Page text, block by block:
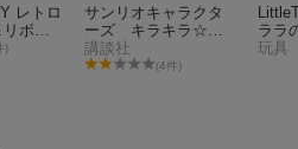
レトロ
ボン
)
サンリオキャラクタ
ーズ キラキラ☆ぎ
ゃるシールブック
講談社
(4件)
ララ
e 【8
玩具